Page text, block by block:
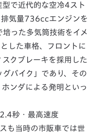
で近代的な空冷4スト
気量736ccエンジンを
った多気筒技術をイメ
した車格、フロントに
クブレーキを採用した
バイク」であり、その
ンダによる発明といっ
秒・最高速度
も当時の市販車では世